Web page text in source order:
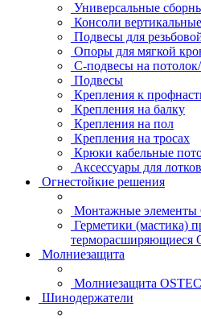
Универсальные
Консоли
Подвесы для
Опоры для мягкой
С-подвесы на
Подвесы
Крепления к
Крепления на балку
Крепления на пол
Крепления на тросах
Крюки кабельные
Аксессуары для
Огнестойкие решения
Монтажные
Герметики (мастика)
Молниезащита
Молниезащита OSTEC
Шинодержатели